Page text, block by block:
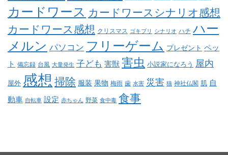
カードワース カードワースシナリオ感想
カードワース感想 クリスマス ゴキブリ シナリオ ハチ ハー
メルン パソコン フリーゲーム プレゼント ペッ
ト 備忘録 台風 大量発生 子ども 害獣 害虫 小説家になろう 屋内
屋外 感想 掃除 服装 果物 梅雨 歯 水害 災害 猫 神社仏閣 肌 自
動車 自転車 設定 赤ちゃん 野菜 食中毒 食事